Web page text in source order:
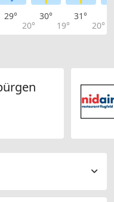
29°
20°
30°
19°
31°
20°